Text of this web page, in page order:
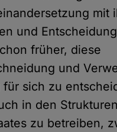
mit
und
früher, diese
und
sich zu
in den
zu betreiben,